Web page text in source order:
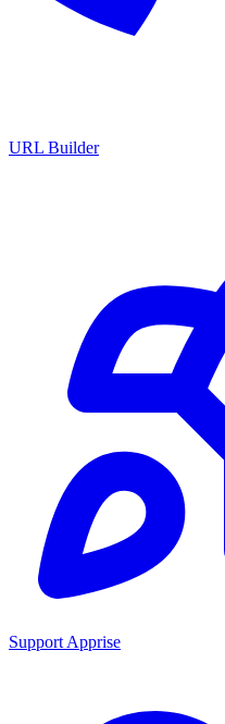
URL Builder
Support Apprise